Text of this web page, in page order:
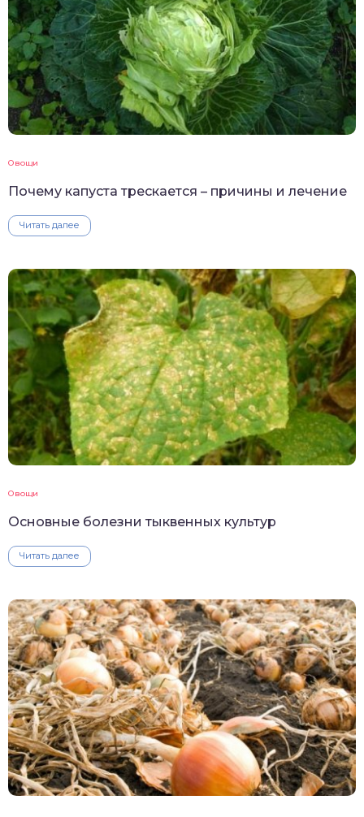
Овощи
Почему капуста трескается – причины и лечение
Читать далее
Овощи
Основные болезни тыквенных культур
Читать далее